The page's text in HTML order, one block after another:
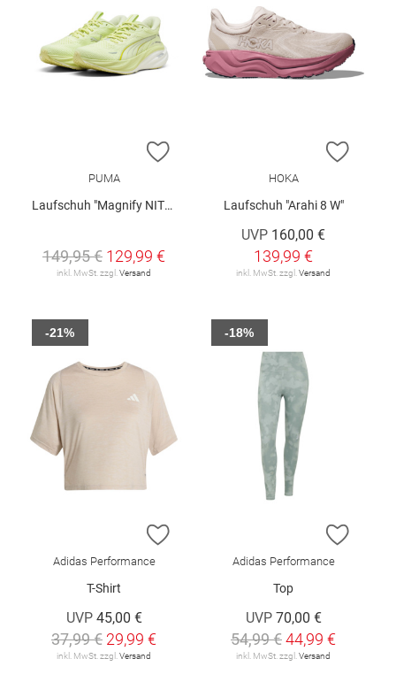
ZUR WUNSCHLISTE HINZUFÜGEN
PUMA
Laufschuh "Magnify NITRO™ 3 W"
149,95 € 129,99 €
inkl. MwSt. zzgl.Versand
ZUR
HOKA
Laufschuh "Arahi 8 W"
UVP 160,00 €
139,99 €
inkl. MwSt. zzgl.Versand
ZUR WUNSCHLISTE HINZUFÜGEN
Adidas Performance
T-Shirt
UVP 45,00 €
37,99 € 29,99 €
inkl. MwSt. zzgl.Versand
-21%
ZUR
Adidas Performance
Top
UVP 70,00 €
54,99 €44,99 €
inkl. MwSt. zzgl.Versand
-18%